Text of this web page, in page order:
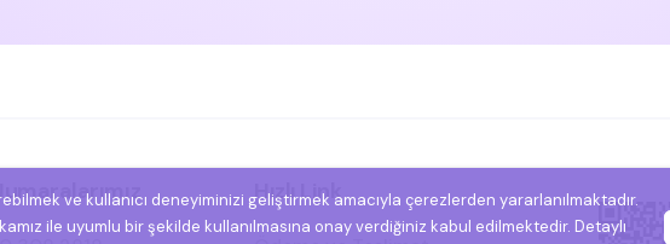
Hızlı Link
ve kullanıcı deneyiminizi geliştirmek amacıyla çerezlerden yararlanılmaktadır.
ile uyumlu bir şekilde kullanılmasına onay verdiğiniz kabul edilmektedir. Detaylı